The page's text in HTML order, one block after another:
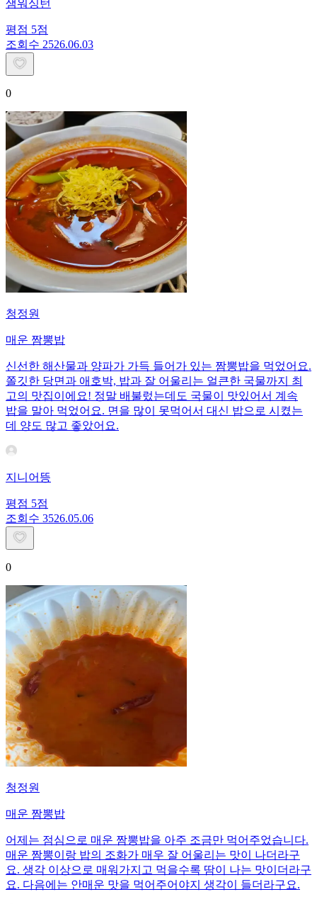
샘워싱턴
평점 5점
조회수 2526.06.03
0
청정원
매운 짬뽕밥
신선한 해산물과 양파가 가득 들어가 있는 짬뽕밥을 먹었어요.
쫄깃한 당면과 애호박, 밥과 잘 어울리는 얼큰한 국물까지 최
고의 맛집이에요! 정말 배불렀는데도 국물이 맛있어서 계속
밥을 말아 먹었어요. 면을 많이 못먹어서 대신 밥으로 시켰는
데 양도 많고 좋았어요.
지니어뜽
평점 5점
조회수 3526.05.06
0
청정원
매운 짬뽕밥
어제는 점심으로 매운 짬뽕밥을 아주 조금만 먹어주었습니다.
매운 짬뽕이랑 밥의 조화가 매우 잘 어울리는 맛이 나더라구
요. 생각 이상으로 매워가지고 먹을수록 땀이 나는 맛이더라구
요. 다음에는 안매운 맛을 먹어주어야지 생각이 들더라구요.